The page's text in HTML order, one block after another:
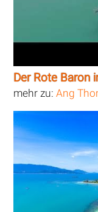
Der Rote Baron
mehr zu:Ang